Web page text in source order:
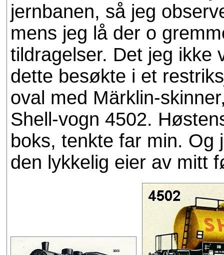
jernbanen, så jeg
mens jeg lå der o
tildragelser. Det jeg ikke
dette besøkte i et
oval med Märklin-
Shell-vogn 4502.
boks, tenkte far min. Og
den lykkelig eier av mitt